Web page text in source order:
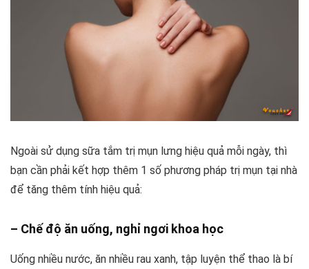
Ngoài sử dụng sữa tắm trị mụn lưng hiệu quả mỗi ngày, thì
bạn cần phải kết hợp thêm 1 số phương pháp trị mụn tại nhà
để tăng thêm tính hiệu quả:
– Chế độ ăn uống, nghỉ ngơi khoa học
Uống nhiều nước, ăn nhiều rau xanh, tập luyện thể thao là bí